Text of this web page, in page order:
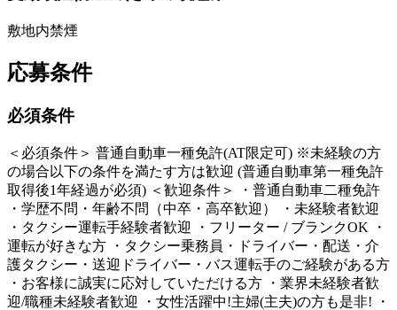
敷地内禁煙
応募条件
必須条件
＜必須条件＞ 普通自動車一種免許(AT限定可) ※未経験の方
の場合以下の条件を満たす方は歓迎 (普通自動車第一種免許
取得後1年経過が必須) ＜歓迎条件＞ ・普通自動車二種免許
・学歴不問・年齢不問（中卒・高卒歓迎） ・未経験者歓迎
・タクシー運転手経験者歓迎 ・フリーター / ブランクOK ・
運転が好きな方 ・タクシー乗務員・ドライバー・配送・介
護タクシー・送迎ドライバー・バス運転手のご経験がある方
・お客様に誠実に応対していただける方 ・業界未経験者歓
迎/職種未経験者歓迎 ・女性活躍中!主婦(主夫)の方も是非! ・